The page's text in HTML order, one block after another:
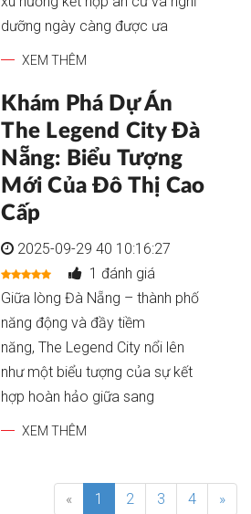
dưỡng ngày càng được ưa
XEM THÊM
Khám Phá Dự Án
The Legend City Đà
Nẵng: Biểu Tượng
Mới Của Đô Thị Cao
Cấp
2025-09-29 40 10:16:27
1 đánh giá
Giữa lòng Đà Nẵng – thành phố
năng động và đầy tiềm
năng, The Legend City nổi lên
như một biểu tượng của sự kết
hợp hoàn hảo giữa sang
XEM THÊM
« 1 2 3 4 »